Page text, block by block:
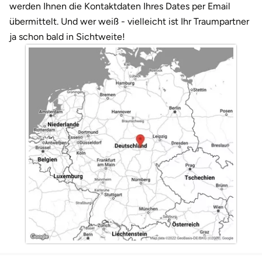
werden Ihnen die Kontaktdaten Ihres Dates per Email
übermittelt. Und wer weiß - vielleicht ist Ihr Traumpartner
ja schon bald in Sichtweite!
Deggendorf
Dessau
Dingolfing
Dorsten
Dortmund
Dresden
Duisburg
sächsische Schweiz